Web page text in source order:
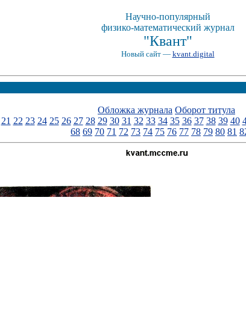
Научно-популярный
физико-математический журнал
"Квант"
Новый сайт — kvant.digital
Обложка журнала Оборот титула
21 22 23 24 25 26 27 28 29 30 31 32 33 34 35 36 37 38 39 40
68 69 70 71 72 73 74 75 76 77 78 79 80 81